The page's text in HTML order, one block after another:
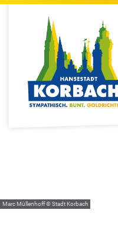
Marc Müllenhoff © Stadt Korbach